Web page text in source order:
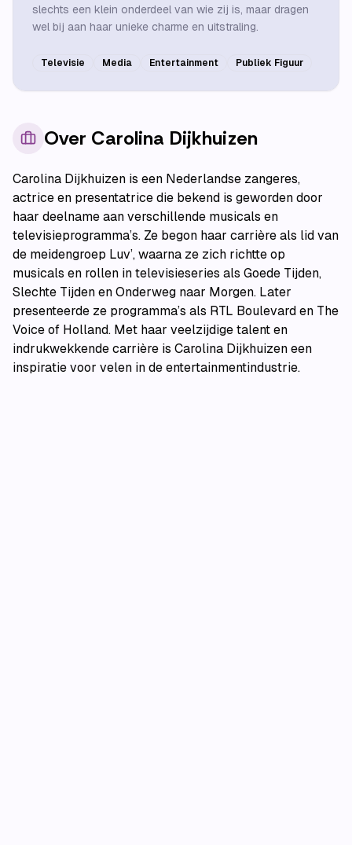
slechts een klein onderdeel van wie zij is, maar dragen
wel bij aan haar unieke charme en uitstraling.
Televisie Media Entertainment Publiek Figuur
Over Carolina Dijkhuizen
Carolina Dijkhuizen is een Nederlandse zangeres,
actrice en presentatrice die bekend is geworden door
haar deelname aan verschillende musicals en
televisieprogramma’s. Ze begon haar carrière als lid van
de meidengroep Luv’, waarna ze zich richtte op
musicals en rollen in televisieseries als Goede Tijden,
Slechte Tijden en Onderweg naar Morgen. Later
presenteerde ze programma’s als RTL Boulevard en The
Voice of Holland. Met haar veelzijdige talent en
indrukwekkende carrière is Carolina Dijkhuizen een
inspiratie voor velen in de entertainmentindustrie.